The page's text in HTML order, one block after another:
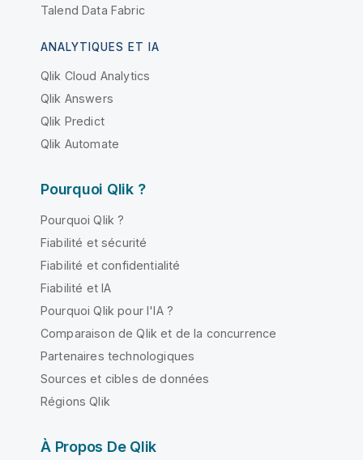
Talend Data Fabric
ANALYTIQUES ET IA
Qlik Cloud Analytics
Qlik Answers
Qlik Predict
Qlik Automate
Pourquoi Qlik ?
Pourquoi Qlik ?
Fiabilité et sécurité
Fiabilité et confidentialité
Fiabilité et IA
Pourquoi Qlik pour l'IA ?
Comparaison de Qlik et de la concurrence
Partenaires technologiques
Sources et cibles de données
Régions Qlik
À Propos De Qlik